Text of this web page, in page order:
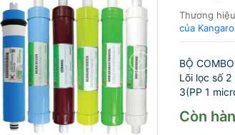
Thương
của
BỘ
Lõi lọc số
3(PP 1
Còn